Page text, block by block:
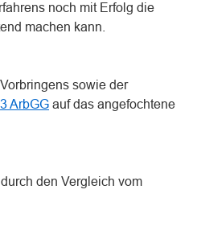
noch mit Erfolg die
machen kann.
sowie der
ArbGG auf das angefochtene
den Vergleich vom